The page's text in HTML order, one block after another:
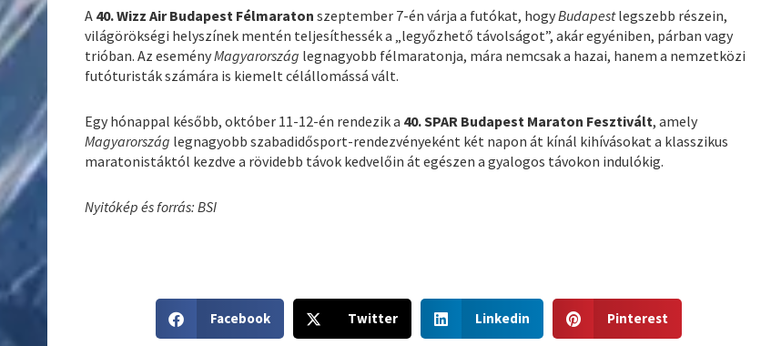
A 40. Wizz Air Budapest Félmaraton szeptember 7-én várja a futókat, hogyBudapestlegszebb részein,
világörökségi helyszínek mentén teljesíthessék a „legyőzhető távolságot”, akár egyéniben, párban vagy
trióban. Az eseményMagyarország legnagyobb félmaratonja, mára nemcsak a hazai, hanem a nemzetközi
futóturisták számára is kiemelt célállomássá vált.
Egy hónappal később, október 11-12-én rendezik a 40. SPAR Budapest Maraton Fesztivált, amely
Magyarország legnagyobb szabadidősport-rendezvényeként két napon át kínál kihívásokat a klasszikus
maratonistáktól kezdve a rövidebb távok kedvelőin át egészen a gyalogos távokon indulókig.
Nyitókép és forrás: BSI
h
Facebook
h
Twitter
h
Linkedin
h
Pinterest